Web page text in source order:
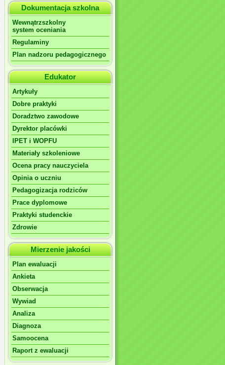
Dokumentacja szkolna
Wewnątrzszkolny
system oceniania
Regulaminy
Plan nadzoru pedagogicznego
Edukator
Artykuły
Dobre praktyki
Doradztwo zawodowe
Dyrektor placówki
IPET i WOPFU
Materiały szkoleniowe
Ocena pracy nauczyciela
Opinia o uczniu
Pedagogizacja rodziców
Prace dyplomowe
Praktyki studenckie
Zdrowie
Mierzenie jakości
Plan ewaluacji
Ankieta
Obserwacja
Wywiad
Analiza
Diagnoza
Samoocena
Raport z ewaluacji